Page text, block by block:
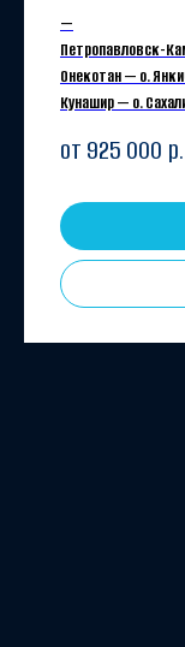
—
Петропавловск-
Онекотан — о.
Кунашир — о.
от 925 000 р.